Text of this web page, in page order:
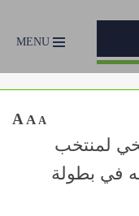
MENU
A A A
لمنتخب
في بطولة